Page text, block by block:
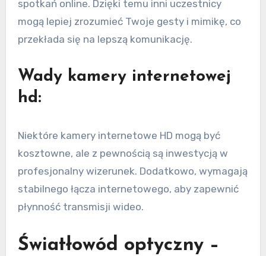
spotkań online. Dzięki temu inni uczestnicy
mogą lepiej zrozumieć Twoje gesty i mimikę, co
przekłada się na lepszą komunikację.
Wady kamery internetowej
hd:
Niektóre kamery internetowe HD mogą być
kosztowne, ale z pewnością są inwestycją w
profesjonalny wizerunek. Dodatkowo, wymagają
stabilnego łącza internetowego, aby zapewnić
płynność transmisji wideo.
Światłowód optyczny –